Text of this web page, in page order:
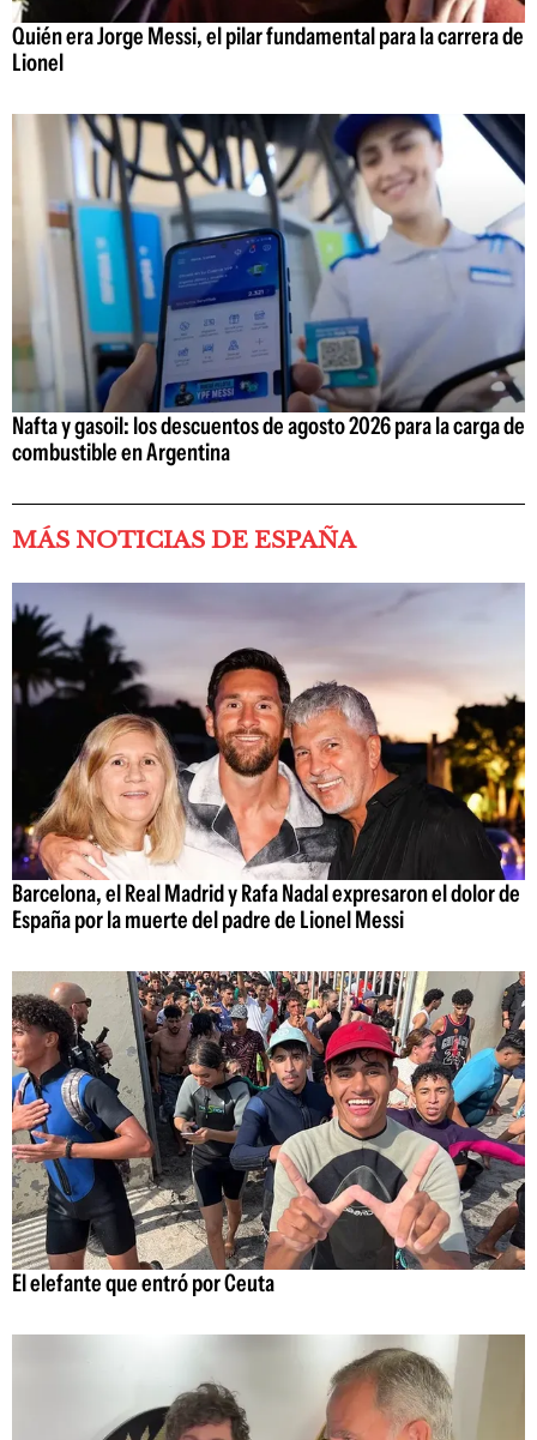
Quién era Jorge Messi, el pilar fundamental para la carrera de
Lionel
Nafta y gasoil: los descuentos de agosto 2026 para la carga de
combustible en Argentina
MÁS NOTICIAS DE ESPAÑA
Barcelona, el Real Madrid y Rafa Nadal expresaron el dolor de
España por la muerte del padre de Lionel Messi
El elefante que entró por Ceuta